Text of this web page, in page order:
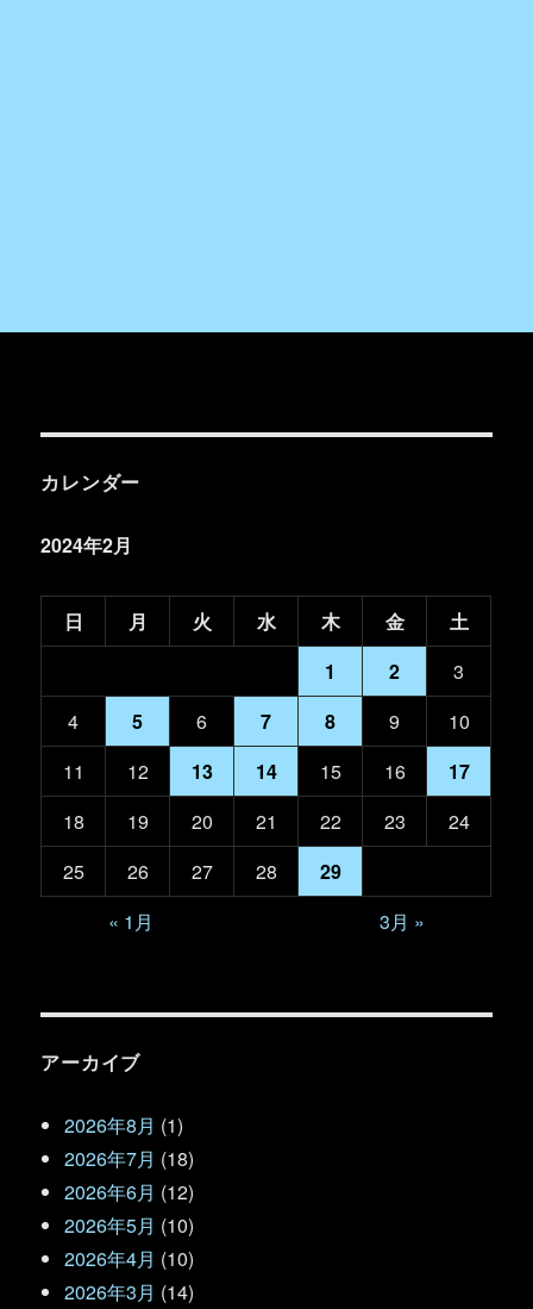
カレンダー
2024年2月
日 月 火 水 木 金
土
1
2
3
4
5 6 7 8 9
10
11
12 13 14 15 16
17
18
19 20 21 22 23
24
25
26 27 28
29
« 1月
3月 »
アーカイブ
2026年8月 (1)
2026年7月 (18)
2026年6月 (12)
2026年5月 (10)
2026年4月 (10)
2026年3月 (14)